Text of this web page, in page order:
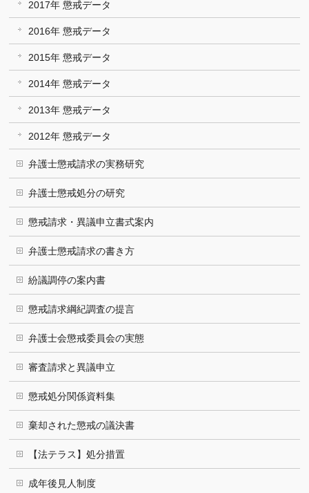
2017年 懲戒データ
2016年 懲戒データ
2015年 懲戒データ
2014年 懲戒データ
2013年 懲戒データ
2012年 懲戒データ
弁護士懲戒請求の実務研究
弁護士懲戒処分の研究
懲戒請求・異議申立書式案内
弁護士懲戒請求の書き方
紛議調停の案内書
懲戒請求綱紀調査の提言
弁護士会懲戒委員会の実態
審査請求と異議申立
懲戒処分関係資料集
棄却された懲戒の議決書
【法テラス】処分措置
成年後見人制度